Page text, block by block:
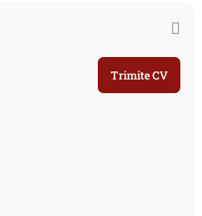
Trimite CV